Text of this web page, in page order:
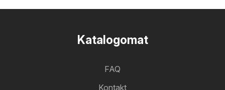
Katalogomat
FAQ
Kontakt